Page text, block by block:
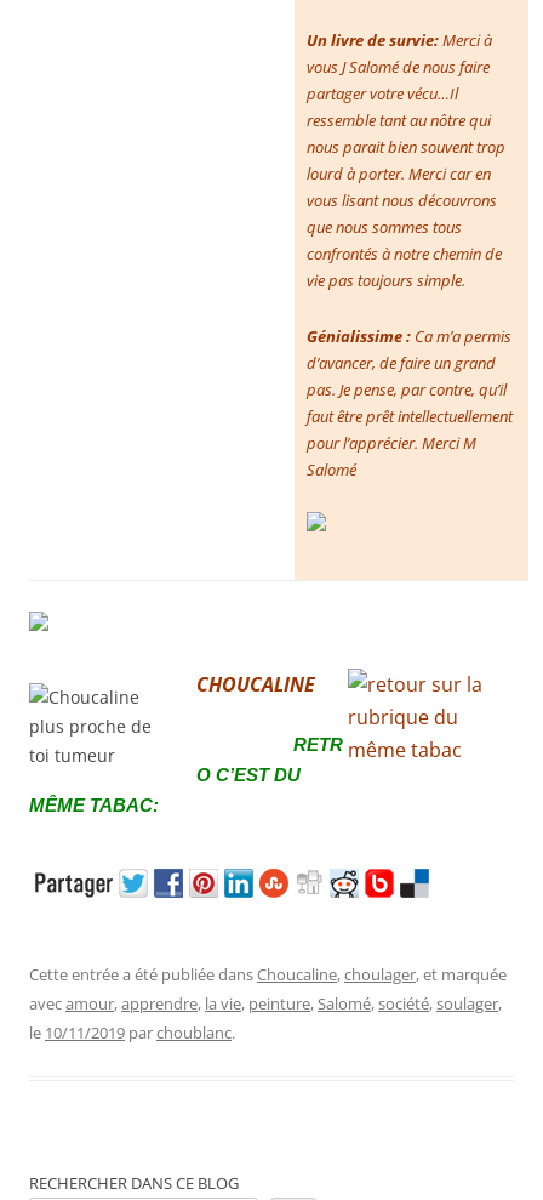
Un livre de survie:Merci à
vous J Salomé de nous faire
partager votre vécu…Il
ressemble tant au nôtre qui
nous parait bien souvent trop
lourd à porter. Merci car en
vous lisant nous découvrons
que nous sommes tous
confrontés à notre chemin de
vie pas toujours simple.
Génialissime : Ca m’a permis
d’avancer, de faire un grand
pas. Je pense, par contre, qu’il
faut être prêt intellectuellement
pour l’apprécier. Merci M
Salomé
CHOUCALINE
RETR
O C’EST DU
MÊME TABAC:
Cette entrée a été publiée dansChoucaline,choulager, et marquée
avecamour,apprendre, la vie, peinture,Salomé,société,soulager,
le 10/11/2019 parchoublanc.
RECHERCHER DANS CE BLOG